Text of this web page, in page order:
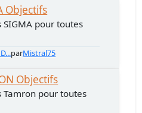
Objectifs
pour toutes
parMistral75
Objectifs
Tamron pour toutes